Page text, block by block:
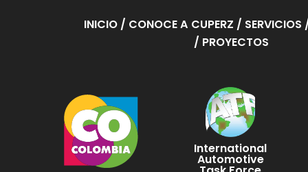
INICIO / CONOCE A CUPERZ / SERVICIOS
/ PROYECTOS
International
Automotive